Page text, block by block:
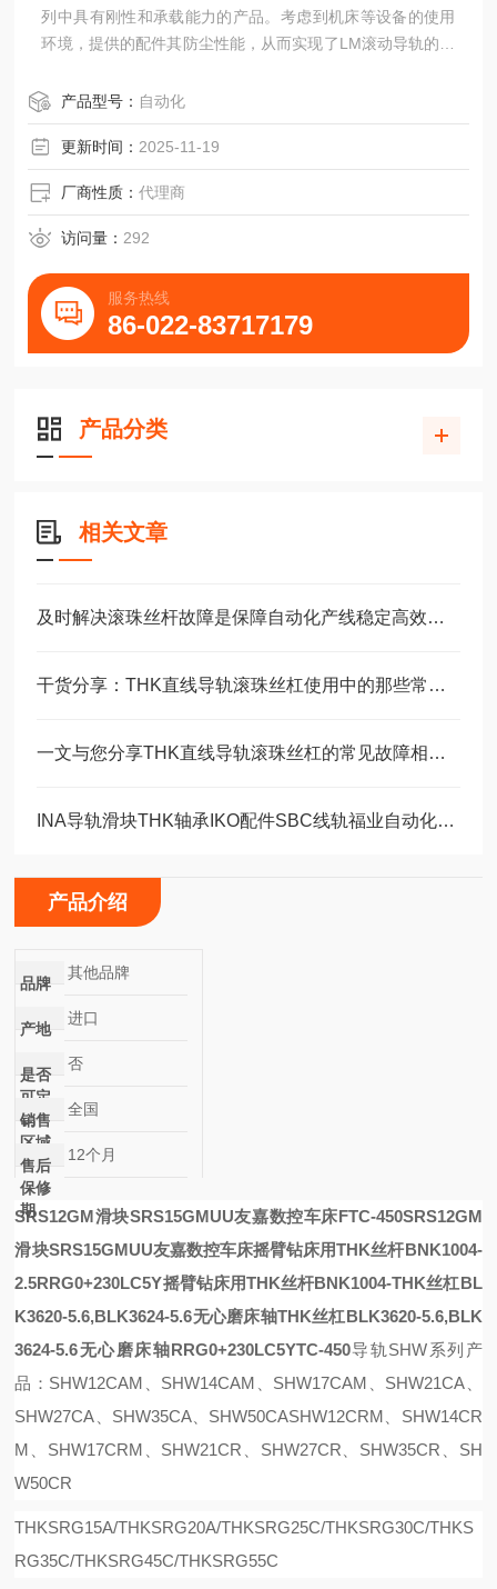
列中具有刚性和承载能力的产品。考虑到机床等设备的使用
环境，提供的配件其防尘性能，从而实现了LM滚动导轨的性
THK丝杠BLK3620-5.6,BLK3624-5.6无心磨床轴
产品型号： 自动化
更新时间： 2025-11-19
厂商性质：代理商
访问量： 292
服务热线
86-022-83717179
产品分类
相关文章
及时解决滚珠丝杆故障是保障自动化产线稳定高效的关键
干货分享：THK直线导轨滚珠丝杠使用中的那些常见故障与解决技巧
一文与您分享THK直线导轨滚珠丝杠的常见故障相应解决方法
INA导轨滑块THK轴承IKO配件SBC线轨福业自动化选型
产品介绍
品牌
其他品牌
产地
进口
是否
可定
制
否
销售
区域
全国
售后
保修
期
12个月
SRS12GM滑块SRS15GMUU友嘉数控车床FTC-450SRS12GM
滑块SRS15GMUU友嘉数控车床摇臂钻床用THK丝杆BNK1004-
2.5RRG0+230LC5Y摇臂钻床用THK丝杆BNK1004-THK丝杠BL
K3620-5.6,BLK3624-5.6无心磨床轴THK丝杠BLK3620-5.6,BLK
3624-5.6无心磨床轴RRG0+230LC5YTC-450导轨SHW系列产
品：SHW12CAM、SHW14CAM、SHW17CAM、SHW21CA、
SHW27CA、SHW35CA、SHW50CASHW12CRM、SHW14CR
M、SHW17CRM、SHW21CR、SHW27CR、SHW35CR、SH
W50CR
THKSRG15A/THKSRG20A/THKSRG25C/THKSRG30C/THKS
RG35C/THKSRG45C/THKSRG55C